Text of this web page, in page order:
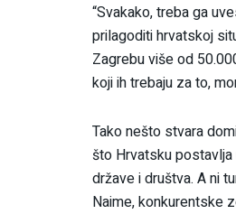
“Svakako, treba ga
prilagoditi hrvatskoj
Zagrebu više od
koji ih trebaju za to,
Tako nešto stvara
što Hrvatsku
države i društva. A ni
Naime, konkurentske